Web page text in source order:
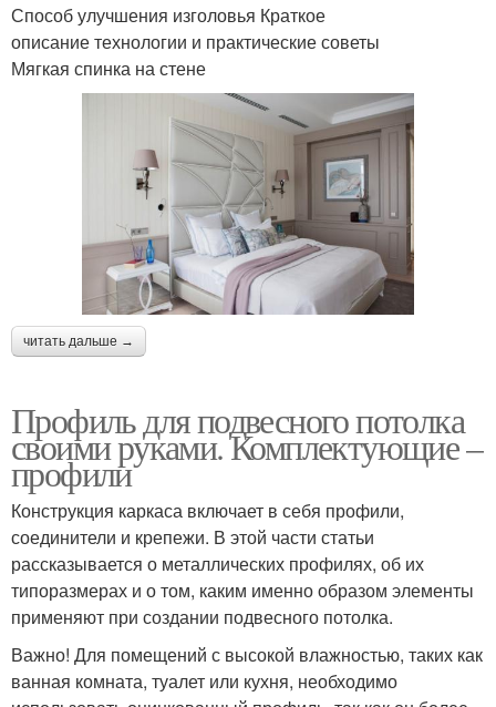
Способ улучшения изголовья Краткое
описание технологии и практические советы
Мягкая спинка на стене
читать дальше →
Профиль для подвесного потолка
своими руками. Комплектующие –
профили
Конструкция каркаса включает в себя профили,
соединители и крепежи. В этой части статьи
рассказывается о металлических профилях, об их
типоразмерах и о том, каким именно образом элементы
применяют при создании подвесного потолка.
Важно! Для помещений с высокой влажностью, таких как
ванная комната, туалет или кухня, необходимо